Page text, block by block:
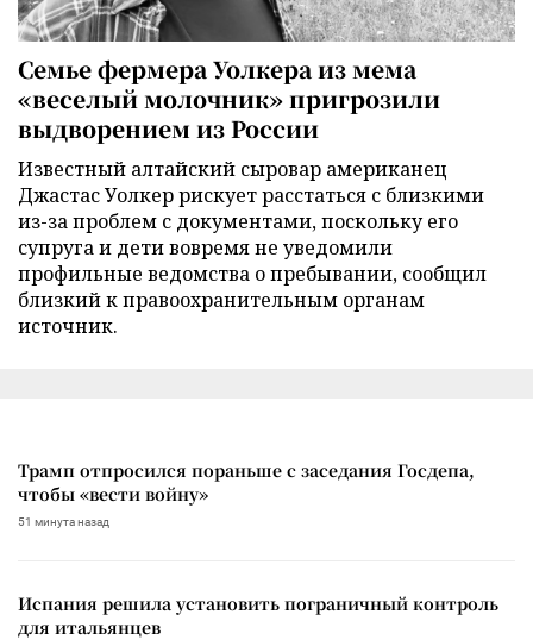
Семье фермера Уолкера из мема
«веселый молочник» пригрозили
выдворением из России
Известный алтайский сыровар американец
Джастас Уолкер рискует расстаться с близкими
из-за проблем с документами, поскольку его
супруга и дети вовремя не уведомили
профильные ведомства о пребывании, сообщил
близкий к правоохранительным органам
источник.
Трамп отпросился пораньше с заседания Госдепа,
чтобы «вести войну»
51 минута назад
Испания решила установить пограничный контроль
для итальянцев